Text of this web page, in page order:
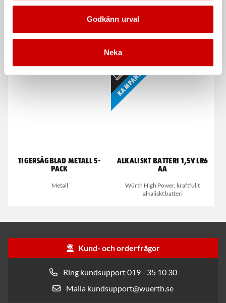
Godkänn urval
Neka
Tork Avtorkningspapper
Morakniv Basic
Kolstål
Tigersågblad metall 5-
pack
Metall
Kampanj
Alkaliskt batteri 1,5V LR6
AA
Würth High Power, kraftfullt
alkaliskt batteri
Kund- och orderfrågor
Ring kundsupport 019 - 35 10 30
Maila kundsupport@wuerth.se